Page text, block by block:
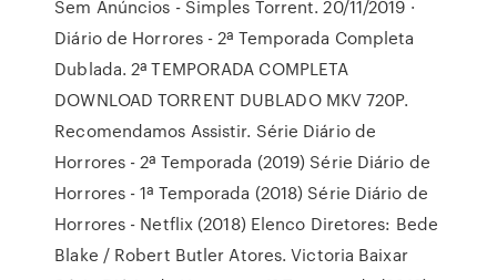
Sem Anúncios - Simples Torrent. 20/11/2019 ·
Diário de Horrores - 2ª Temporada Completa
Dublada. 2ª TEMPORADA COMPLETA
DOWNLOAD TORRENT DUBLADO MKV 720P.
Recomendamos Assistir. Série Diário de
Horrores - 2ª Temporada (2019) Série Diário de
Horrores - 1ª Temporada (2018) Série Diário de
Horrores - Netflix (2018) Elenco Diretores: Bede
Blake / Robert Butler Atores. Victoria Baixar